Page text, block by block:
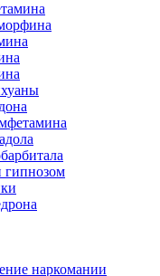
гипнозом
наркомании